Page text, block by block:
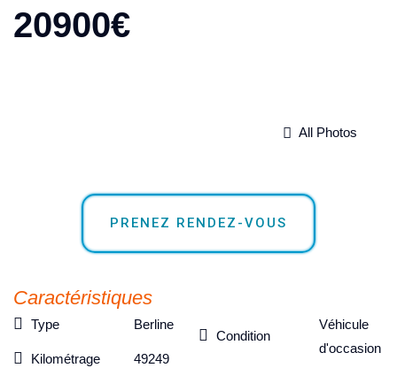
20900€
All Photos
PRENEZ RENDEZ-VOUS
Caractéristiques
Type Berline
Kilométrage 49249
Condition
Véhicule
d'occasion